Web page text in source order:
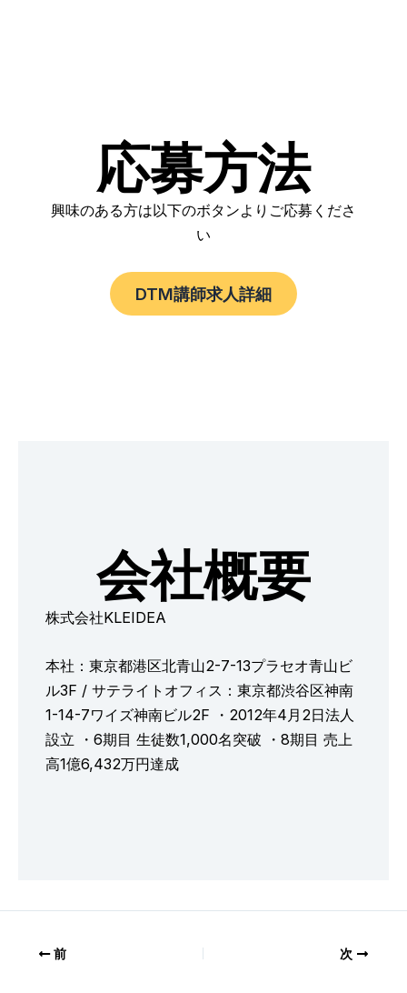
応募方法
興味のある方は以下のボタンよりご応募くださ
い
DTM講師求人詳細
会社概要
株式会社KLEIDEA
本社：東京都港区北青山2-7-13プラセオ青山ビ
ル3F / サテライトオフィス：東京都渋谷区神南
1-14-7ワイズ神南ビル2F ・2012年4月2日法人
設立 ・6期目 生徒数1,000名突破 ・8期目 売上
高1億6,432万円達成
前 次